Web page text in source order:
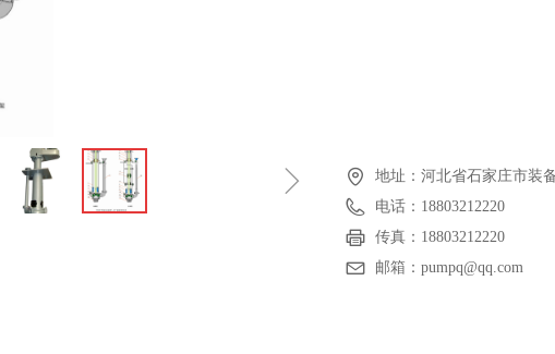
ꁇ 地址： 河北省石家庄市装
电话： 18803212220
传真： 18803212220
邮箱： pumpq@qq.com